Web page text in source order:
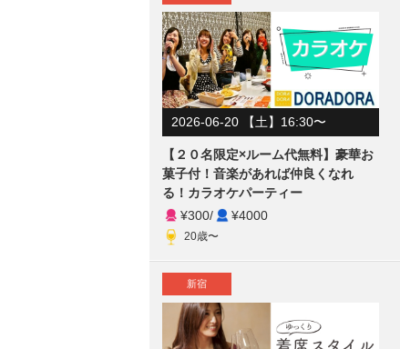
2026-06-20 【土】16:30〜
【２０名限定×ルーム代無料】豪華お
菓子付！音楽があれば仲良くなれ
る！カラオケパーティー
¥300/ ¥4000
20歳〜
新宿